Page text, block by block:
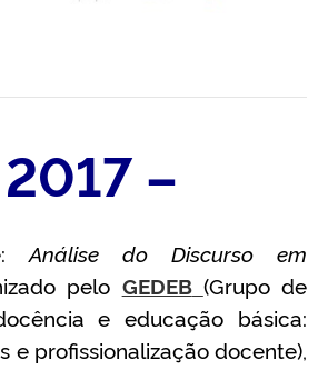
–
Análise do Discurso em
pelo GEDEB (Grupo de
e educação básica:
e profissionalização docente),